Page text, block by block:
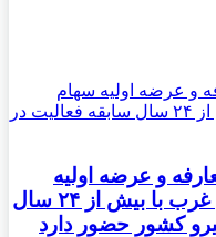
و عرضه اولیه
سهام شرکت پیمان غرب: پیمان غرب با بیش از ۲۴ سال
کشور حضور دارد